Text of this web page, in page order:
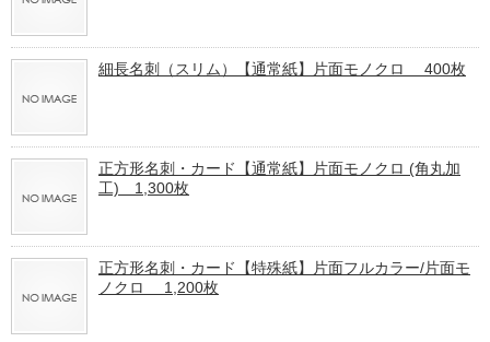
細長名刺（スリム）【通常紙】片面モノクロ 400枚
正方形名刺・カード【通常紙】片面モノクロ (角丸加
工) 1,300枚
正方形名刺・カード【特殊紙】片面フルカラー/片面モ
ノクロ 1,200枚